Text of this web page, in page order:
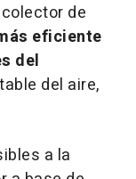
de
eficiente
del
del aire,
a la